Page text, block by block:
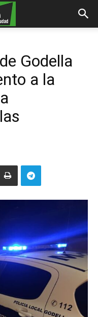
Godella
a la